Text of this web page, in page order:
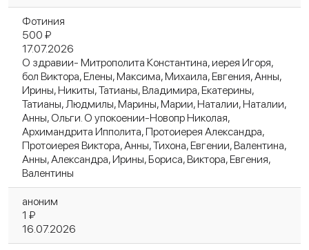
Фотиния
500 ₽
17.07.2026
О здравии- Митрополита Константина, иерея Игоря,
бол Виктора, Елены, Максима, Михаила, Евгения, Анны,
Ирины, Никиты, Татианы, Владимира, Екатерины,
Татианы, Людмилы, Марины, Марии, Наталии, Наталии,
Анны, Ольги. О упокоении-Новопр Николая,
Архимандрита Ипполита, Протоиерея Александра,
Протоиерея Виктора, Анны, Тихона, Евгении, Валентина,
Анны, Александра, Ирины, Бориса, Виктора, Евгения,
Валентины
аноним
1 ₽
16.07.2026